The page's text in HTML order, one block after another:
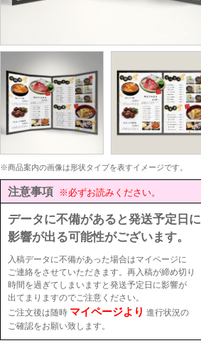
※商品案内の画像は形状タイプを表すイメージです。
注意事項 ※必ずお読みください。
データに不備があると発送予定日に
影響が出る可能性がございます。
入稿データに不備があった場合はマイページに
ご連絡をさせていただきます。再入稿が締め切り
時間を過ぎてしまいますと発送予定日に影響が
出てまりますのでご注意ください。
ご注文後は随時 マイページより 進行状況の
ご確認をお願い致します。